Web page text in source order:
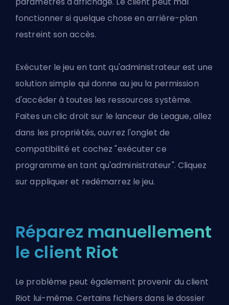
fonctionner si quelque chose en arrière-plan
restreint son accès.
Exécuter le jeu en tant qu'administrateur est une
solution simple qui donne au jeu la permission
d'accéder à toutes les ressources système.
Faites un clic droit sur le lanceur de League, allez
dans les propriétés, ouvrez l'onglet de
compatibilité et cochez "exécuter ce
programme en tant qu'administrateur". Cliquez
sur appliquer et redémarrez le jeu.
Réparez manuellement
le client Riot
Le problème peut également provenir du client
Riot lui-même. Certains fichiers dans le dossier